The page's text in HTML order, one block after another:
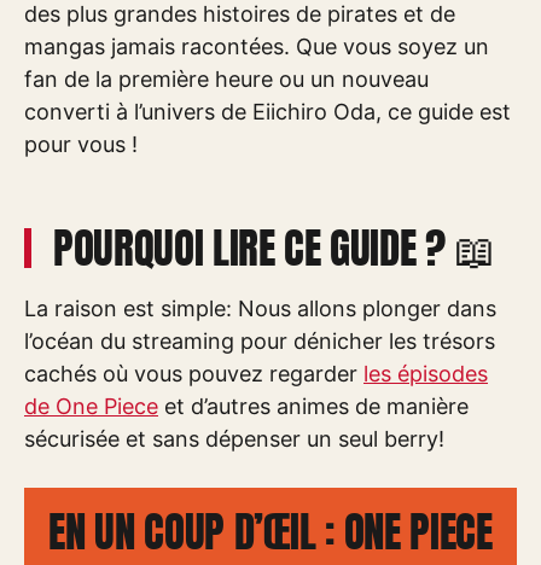
des plus grandes histoires de pirates et de
mangas jamais racontées. Que vous soyez un
fan de la première heure ou un nouveau
converti à l’univers de Eiichiro Oda, ce guide est
pour vous !
POURQUOI LIRE CE GUIDE ? 📖
La raison est simple: Nous allons plonger dans
l’océan du streaming pour dénicher les trésors
cachés où vous pouvez regarder les épisodes
de One Piece et d’autres animes de manière
sécurisée et sans dépenser un seul berry!
EN UN COUP D’ŒIL : ONE PIECE